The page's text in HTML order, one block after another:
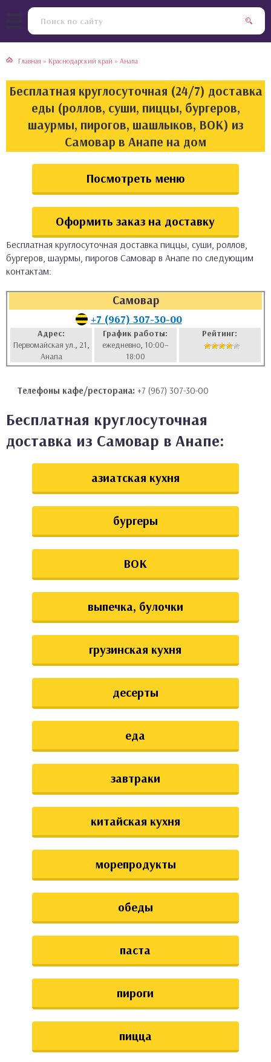
Главная » Краснодарский край » Анапа
Бесплатная круглосуточная (24/7) доставка
еды (роллов, суши, пиццы, бургеров,
шаурмы, пирогов, шашлыков, ВОК) из
Самовар в Анапе на дом
Посмотреть меню
Оформить заказ на доставку
Бесплатная круглосуточная доставка пиццы, суши, роллов,
бургеров, шаурмы, пирогов Самовар в Анапе по следующим
контактам:
Самовар
+7 (967) 307-30-00
Адрес:
Первомайская ул., 21,
Анапа
График работы:
ежедневно, 10:00–
18:00
Рейтинг:
Телефоны кафе/ресторана: +7 (967) 307-30-00
Бесплатная круглосуточная
доставка из Самовар в Анапе:
азиатская кухня
бургеры
ВОК
выпечка, булочки
грузинская кухня
десерты
еда
завтраки
китайская кухня
морепродукты
обеды
паста
пироги
пицца
кухня
кухня
кухня
кухня
булочки